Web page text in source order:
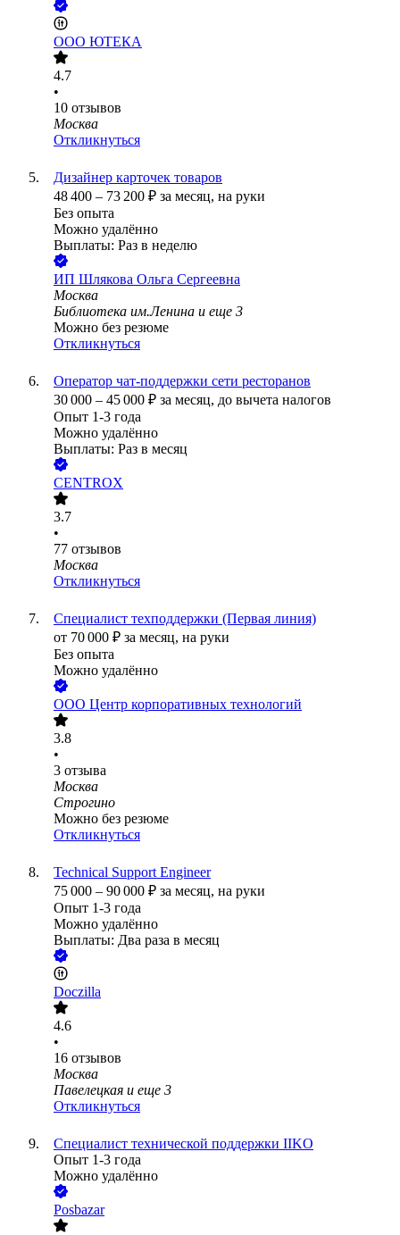
ООО ЮТЕКА
4.7
•
10 отзывов
Москва
Откликнуться
Дизайнер карточек товаров
48 400 – 73 200 ₽ за месяц, на руки
Без опыта
Можно удалённо
Выплаты: Раз в неделю
ИП Шлякова Ольга Сергеевна
Москва
Библиотека им.Ленина и еще 3
Можно без резюме
Откликнуться
Оператор чат-поддержки сети ресторанов
30 000 – 45 000 ₽ за месяц, до вычета налогов
Опыт 1-3 года
Можно удалённо
Выплаты: Раз в месяц
CENTROX
3.7
•
77 отзывов
Москва
Откликнуться
Специалист техподдержки (Первая линия)
от 70 000 ₽ за месяц, на руки
Без опыта
Можно удалённо
ООО Центр корпоративных технологий
3.8
•
3 отзыва
Москва
Строгино
Можно без резюме
Откликнуться
Technical Support Engineer
75 000 – 90 000 ₽ за месяц, на руки
Опыт 1-3 года
Можно удалённо
Выплаты: Два раза в месяц
Doczilla
4.6
•
16 отзывов
Москва
Павелецкая и еще 3
Откликнуться
Специалист технической поддержки IIKO
Опыт 1-3 года
Можно удалённо
Posbazar